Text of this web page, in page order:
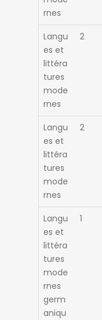
rnes
Langu
es et
littéra
tures
mode
rnes
2
Langu
es et
littéra
tures
mode
rnes
2
Langu
es et
littéra
tures
mode
rnes
germ
aniqu
1